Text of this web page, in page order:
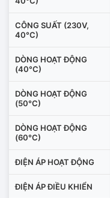
CÔNG SUẤT (230V,
40°C)
DÒNG HOẠT ĐỘNG
(40°C)
DÒNG HOẠT ĐỘNG
(50°C)
DÒNG HOẠT ĐỘNG
(60°C)
ĐIỆN ÁP HOẠT ĐỘNG
ĐIỆN ÁP ĐIỀU KHIỂN